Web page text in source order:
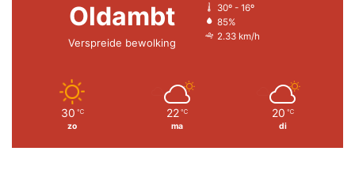
Oldambt
Verspreide bewolking
30º - 16º
85%
2.33 km/h
30 ℃
zo
22 ℃
ma
20 ℃
di